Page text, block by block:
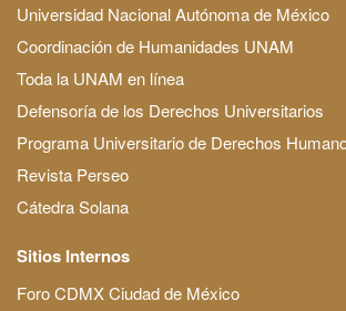
Universidad Nacional Autónoma de México
Coordinación de Humanidades UNAM
Toda la UNAM en línea
Defensoría de los Derechos Universitarios
Programa Universitario de Derechos
Revista Perseo
Cátedra Solana
Sitios Internos
Foro CDMX Ciudad de México